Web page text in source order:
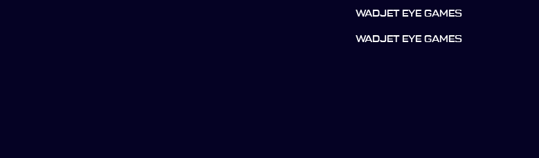
WADJET EYE GAMES
WADJET EYE GAMES